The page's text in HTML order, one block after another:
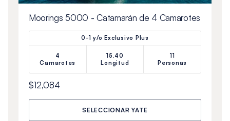
Moorings 5000 - Catamarán de 4 Camarotes
0-1 y/o Exclusivo Plus
4
Camarotes
15.40
Longitud
11
Personas
$12,084
SELECCIONAR YATE